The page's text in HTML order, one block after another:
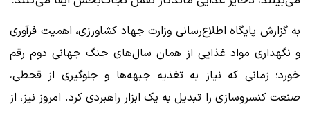
به گزارش پایگاه اطلاع‌رسانی وزارت جهاد کشاورزی، اهمیت فرآوری
و نگهداری مواد غذایی از همان سال‌های جنگ جهانی دوم رقم
خورد؛ زمانی که نیاز به تغذیه جبهه‌ها و جلوگیری از قحطی،
صنعت کنسروسازی را تبدیل به یک ابزار راهبردی کرد. امروز نیز، از